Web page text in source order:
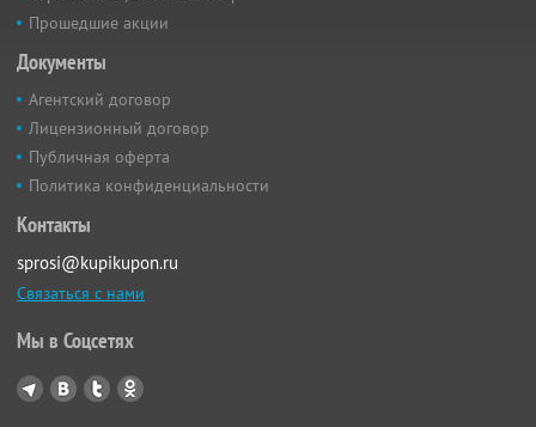
Прошедшие акции
Документы
Агентский договор
Лицензионный договор
Публичная оферта
Политика конфиденциальности
Контакты
sprosi@kupikupon.ru
Связаться с нами
Мы в Соцсетях